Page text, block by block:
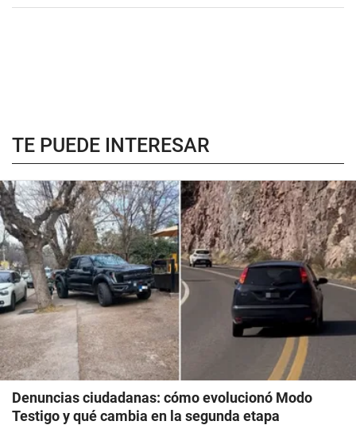
TE PUEDE INTERESAR
Denuncias ciudadanas: cómo evolucionó Modo
Testigo y qué cambia en la segunda etapa